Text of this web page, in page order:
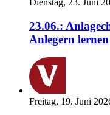
Dienstag, 23. Juni
23.06.:
Anlegern
Freitag, 19. Juni